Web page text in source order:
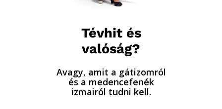
Tévhit és
valóság?
Avagy, amit a gátizomról
és a medencefenék
izmairól tudni kell.